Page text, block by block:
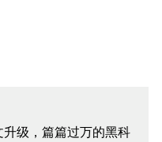
升级，篇篇过万的黑科